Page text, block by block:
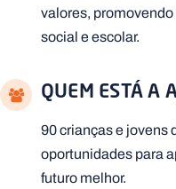
valores,
social e escolar.
QUEM ESTÁ A
90 crianças e jovens
oportunidades para
futuro melhor.
e
tt
e